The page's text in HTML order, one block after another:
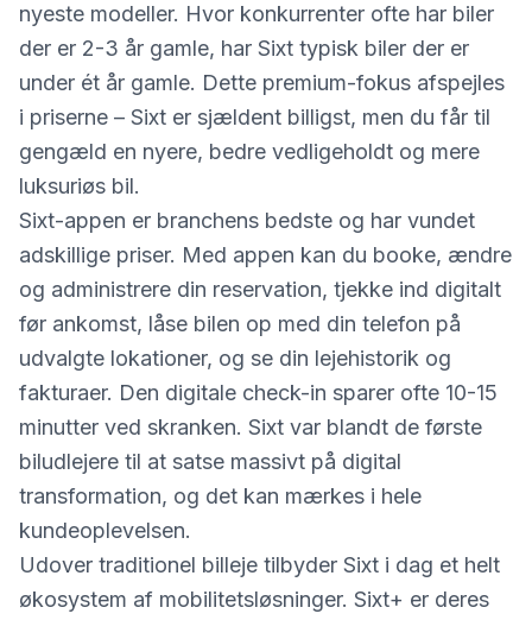
nyeste modeller. Hvor konkurrenter ofte har biler
der er 2-3 år gamle, har Sixt typisk biler der er
under ét år gamle. Dette premium-fokus afspejles
i priserne – Sixt er sjældent billigst, men du får til
gengæld en nyere, bedre vedligeholdt og mere
luksuriøs bil.
Sixt-appen er branchens bedste og har vundet
adskillige priser. Med appen kan du booke, ændre
og administrere din reservation, tjekke ind digitalt
før ankomst, låse bilen op med din telefon på
udvalgte lokationer, og se din lejehistorik og
fakturaer. Den digitale check-in sparer ofte 10-15
minutter ved skranken. Sixt var blandt de første
biludlejere til at satse massivt på digital
transformation, og det kan mærkes i hele
kundeoplevelsen.
Udover traditionel billeje tilbyder Sixt i dag et helt
økosystem af mobilitetsløsninger. Sixt+ er deres